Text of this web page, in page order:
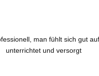
man fühlt sich gut
unterrichtet und versorgt